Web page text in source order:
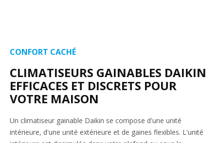
CONFORT CACHÉ
CLIMATISEURS GAINABLES DAIKIN
EFFICACES ET DISCRETS POUR
VOTRE MAISON
Un climatiseur gainable Daikin se compose d'une unité
intérieure, d'une unité extérieure et de gaines flexibles. L'unité